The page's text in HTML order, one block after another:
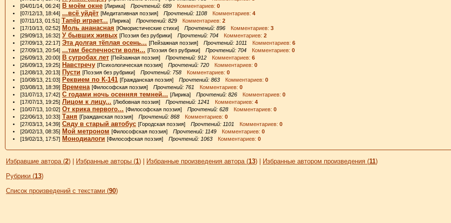
• [04/01/14, 06:24] В моём окне [Лирика] Прочтений: 689 Комментариев: 0
• [07/12/13, 18:44] ...всё уйдёт [Медитативная поэзия] Прочтений: 1108 Комментариев: 4
• [07/11/13, 01:51] Тапёр играет... [Лирика] Прочтений: 829 Комментариев: 2
• [17/10/13, 02:52] Моль ананасная [Юмористические стихи] Прочтений: 896 Комментариев: 3
• [29/09/13, 16:32] У бывших живых [Поэзия без рубрики] Прочтений: 704 Комментариев: 2
• [27/09/13, 22:17] Эта долгая тёплая осень... [Пейзажная поэзия] Прочтений: 1011 Комментариев: 6
• [27/09/13, 20:54] ...там беспечности волн... [Поэзия без рубрики] Прочтений: 704 Комментариев: 0
• [26/09/13, 20:00] В сугробах лет [Пейзажная поэзия] Прочтений: 912 Комментариев: 6
• [26/09/13, 19:25] Навстречу [Психологическая поэзия] Прочтений: 720 Комментариев: 0
• [12/08/13, 20:13] Пусти [Поэзия без рубрики] Прочтений: 758 Комментариев: 0
• [10/08/13, 21:03] Реквием по К-141 [Гражданская поэзия] Прочтений: 863 Комментариев: 0
• [03/08/13, 18:39] Времена [Философская поэзия] Прочтений: 761 Комментариев: 0
• [31/07/13, 17:42] С годами ночь осенняя темней... [Лирика] Прочтений: 826 Комментариев: 0
• [17/07/13, 19:25] Лицом к лицу... [Любовная поэзия] Прочтений: 1241 Комментариев: 4
• [10/07/13, 10:02] От крика первого... [Философская поэзия] Прочтений: 628 Комментариев: 0
• [22/06/13, 10:33] Таня [Гражданская поэзия] Прочтений: 868 Комментариев: 0
• [27/03/13, 14:39] Сяду в старый автобус [Городская поэзия] Прочтений: 1101 Комментариев: 0
• [20/02/13, 08:35] Мой метроном [Философская поэзия] Прочтений: 1149 Комментариев: 0
• [19/02/13, 17:57] Монодиалоги [Философская поэзия] Прочтений: 1063 Комментариев: 0
Избравшие автора (2) Избранные авторы (1) Избранные произведения автора (13) Избранные автором произведения (11)
Рубрики (13)
Список произведений с текстами (90)